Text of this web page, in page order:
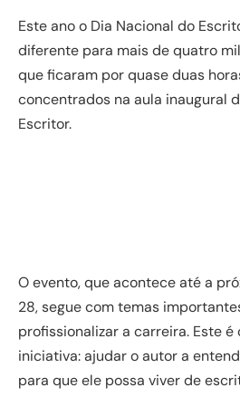
Este ano o Dia Nacional do
diferente para mais de quatro
que ficaram por quase duas
concentrados na aula inaugural
Escritor.
O evento, que acontece até a
28, segue com temas
profissionalizar a carreira. Este
iniciativa: ajudar o autor a
para que ele possa viver de